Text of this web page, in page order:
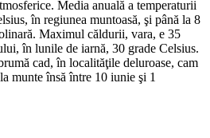
Media anuală a temperaturii
în regiunea muntoasă, şi până la 8
Maximul căldurii, vara, e 35
în lunile de iarnă, 30 grade Celsius.
cad, în localităţile deluroase, cam
munte însă între 10 iunie şi 1